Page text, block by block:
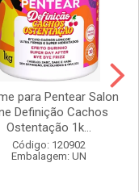
para Pentear Salon
Definição Cachos
Ostentação 1k...
Código: 120902
Embalagem: UN